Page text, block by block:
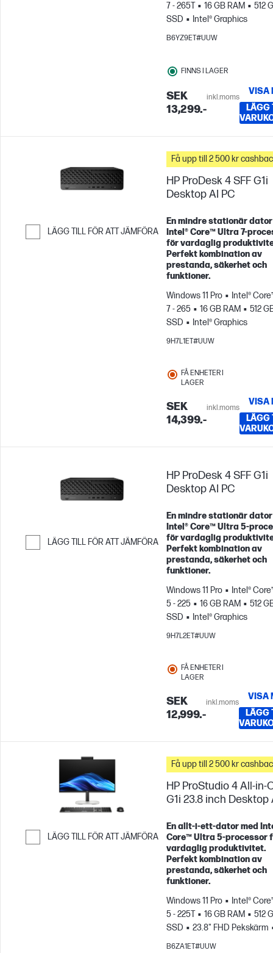
7 - 265T
16 GB RAM
512
SSD
Intel® Graphics
B6YZ9ET#UUW
FINNS I LAGER
SEK
13,299.-
inkl.moms
VISA
LÄGG
LÄGG TILL FÖR ATT JÄMFÖRA
Få upp till 2 500 kr
HP ProDesk 4 SFF G1i
Desktop AI PC
En mindre stationär
Intel® Core™ Ultra
för vardaglig
Perfekt kombination av
prestanda, säkerhet och
funktioner.
Windows 11 Pro
Intel®
7 - 265
16 GB RAM
512
SSD
Intel® Graphics
9H7L1ET#UUW
FÅ ENHETER I
LAGER
SEK
14,399.-
inkl.moms
VISA
LÄGG
LÄGG TILL FÖR ATT JÄMFÖRA
HP ProDesk 4 SFF G1i
Desktop AI PC
En mindre stationär
Intel® Core™ Ultra
för vardaglig
Perfekt kombination av
prestanda, säkerhet och
funktioner.
Windows 11 Pro
Intel®
5 - 225
16 GB RAM
512
SSD
Intel® Graphics
9H7L2ET#UUW
FÅ ENHETER I
LAGER
SEK
12,999.-
inkl.moms
VISA
LÄGG
LÄGG TILL FÖR ATT JÄMFÖRA
Få upp till 2 500 kr
HP ProStudio 4 All-in-
G1i 23.8 inch Desktop
En allt‑i‑ett‑dator med
Core™ Ultra 5‑processor
vardaglig produktivitet.
Perfekt kombination av
prestanda, säkerhet och
funktioner.
Windows 11 Pro
Intel®
5 - 225T
16 GB RAM
512
SSD
23.8" FHD Pekskärm
Graphics
B6ZA1ET#UUW